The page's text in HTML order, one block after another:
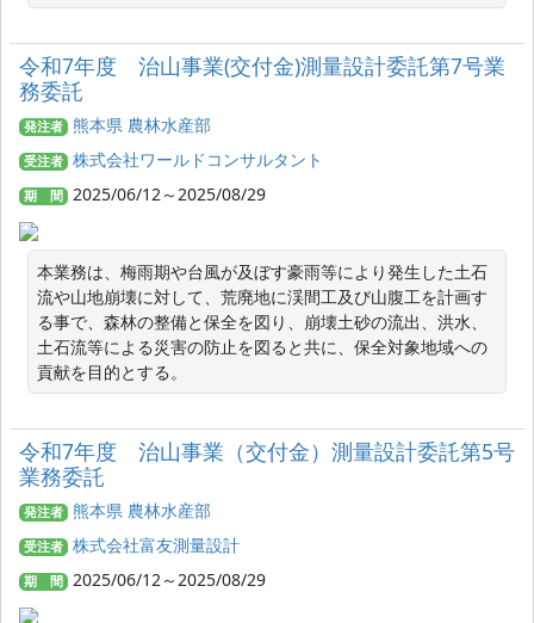
令和7年度 治山事業(交付金)測量設計委託第7号業
務委託
発注者 熊本県 農林水産部
受注者 株式会社ワールドコンサルタント
期 間 2025/06/12～2025/08/29
本業務は、梅雨期や台風が及ぼす豪雨等により発生した土石
流や山地崩壊に対して、荒廃地に渓間工及び山腹工を計画す
る事で、森林の整備と保全を図り、崩壊土砂の流出、洪水、
土石流等による災害の防止を図ると共に、保全対象地域への
貢献を目的とする。
令和7年度 治山事業（交付金）測量設計委託第5号
業務委託
発注者 熊本県 農林水産部
受注者 株式会社富友測量設計
期 間 2025/06/12～2025/08/29